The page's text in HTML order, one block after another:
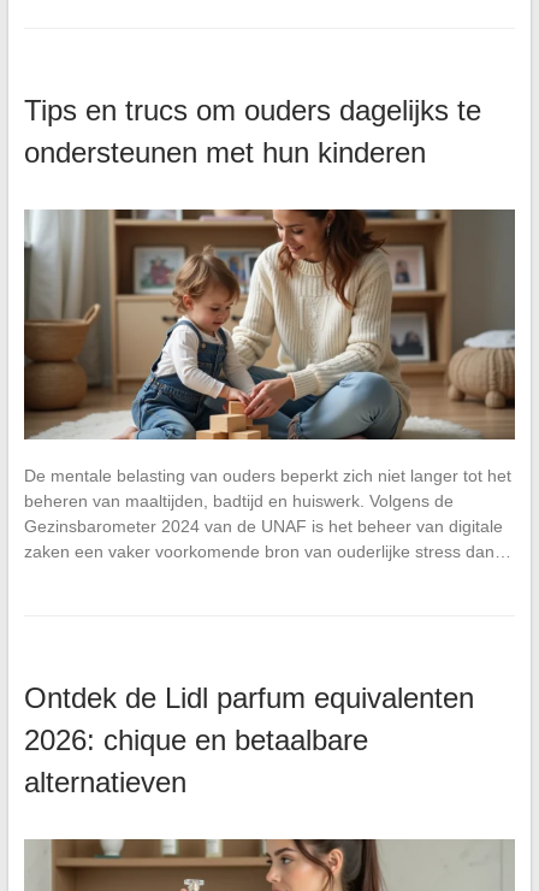
Tips en trucs om ouders dagelijks te
ondersteunen met hun kinderen
De mentale belasting van ouders beperkt zich niet langer tot het
beheren van maaltijden, badtijd en huiswerk. Volgens de
Gezinsbarometer 2024 van de UNAF is het beheer van digitale
zaken een vaker voorkomende bron van ouderlijke stress dan…
Ontdek de Lidl parfum equivalenten
2026: chique en betaalbare
alternatieven